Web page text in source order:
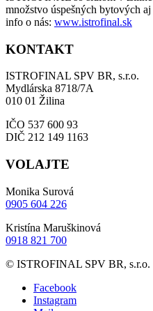
množstvo úspešných bytových
info o nás: www.istrofinal.sk
KONTAKT
ISTROFINAL SPV BR, s.r.o.
Mydlárska 8718/7A
010 01 Žilina
IČO 537 600 93
DIČ 212 149 1163
VOLAJTE
Monika Surová
0905 604 226
Kristína Maruškinová
0918 821 700
© ISTROFINAL SPV BR, s.r.o.
Facebook
Instagram